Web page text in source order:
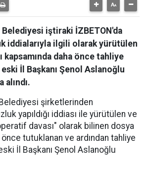
iştiraki İZBETON'da
iddialarıyla ilgili olarak yürütülen
kapsamında daha önce tahliye
İl Başkanı Şenol Aslanoğlu
alındı.
şirketlerinden
yapıldığı iddiası ile yürütülen ve
davası" olarak bilinen dosya
önce tutuklanan ve ardından tahliye
İl Başkanı Şenol Aslanoğlu